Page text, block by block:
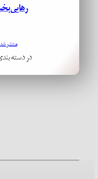
منتشر شده در
در دسته